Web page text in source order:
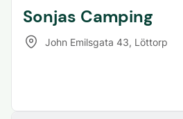
Sonjas Camping
John Emilsgata 43, Löttorp